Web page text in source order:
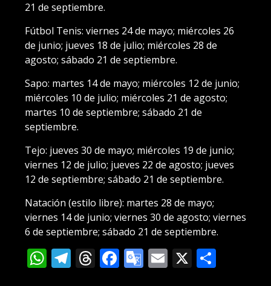
21 de septiembre.
Fútbol Tenis: viernes 24 de mayo; miércoles 26
de junio; jueves 18 de julio; miércoles 28 de
agosto; sábado 21 de septiembre.
Sapo: martes 14 de mayo; miércoles 12 de junio;
miércoles 10 de julio; miércoles 21 de agosto;
martes 10 de septiembre; sábado 21 de
septiembre.
Tejo: jueves 30 de mayo; miércoles 19 de junio;
viernes 12 de julio; jueves 22 de agosto; jueves
12 de septiembre; sábado 21 de septiembre.
Natación (estilo libre): martes 28 de mayo;
viernes 14 de junio; viernes 30 de agosto; viernes
6 de septiembre; sábado 21 de septiembre.
WhatsApp
Telegram
Threads
Facebook
Google
Email
X